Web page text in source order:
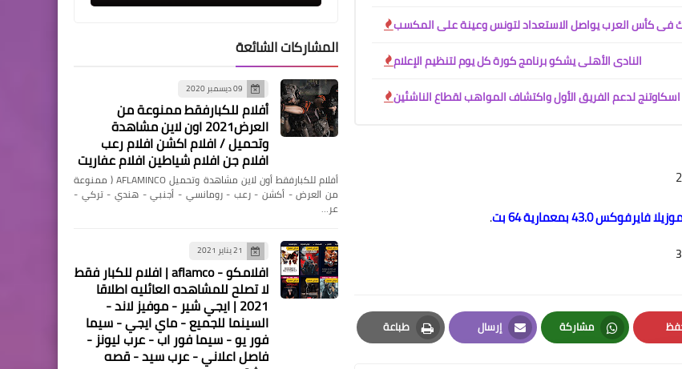
فى كأس العرب يواصل الاستعداد لتونس وعينة على المكسب
النادى الأهلى يشكو برنامج كورة كل يوم لتنظيم الإعلام
لدعم الفريق الأول واكتشاف المواهب لقطاع الناشئين
2
فايرفوكس 43.0 بمعمارية 64 بت .
3
مشاركة
Whatsapp
إرسال
Email
طباعة
Print
06 يناير 2021
مسلسلات وافلام
افلام رعب | THE DEEP HOUSE
(2021) | اون لاين | حريتي
06 يناير 2021
مسلسلات وافلام
افلام رعب | STOKER HILLS
(2021) | حريتي | اون لاين
المشاركات الشائعة
09 ديسمبر 2020
أفلام للكبارفقط ممنوعة من
العرض2021 اون لاين مشاهدة
وتحميل / افلام اكشن افلام رعب
افلام جن افلام شياطين افلام عفاريت
أفلام للكبارفقط أون لاين مشاهدة وتحميل AFLAMINCO ( ممنوعة
من العرض - أكشن - رعب - رومانسي - أجنبي - هندي - تركي -
عر…
21 يناير 2021
افلامكو - aflamco | افلام للكبار فقط
لا تصلح للمشاهده العائليه اطلاقا
2021 | ايجي شير - موفيز لاند -
السينما للجميع - ماي ايجي - سيما
فور يو - سيما فور اب - عرب ليونز -
فاصل اعلاني - عرب سيد - قصه